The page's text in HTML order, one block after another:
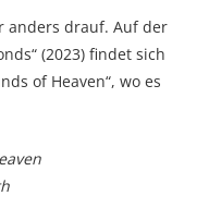
anders drauf. Auf der
(2023) findet sich
of Heaven“, wo es